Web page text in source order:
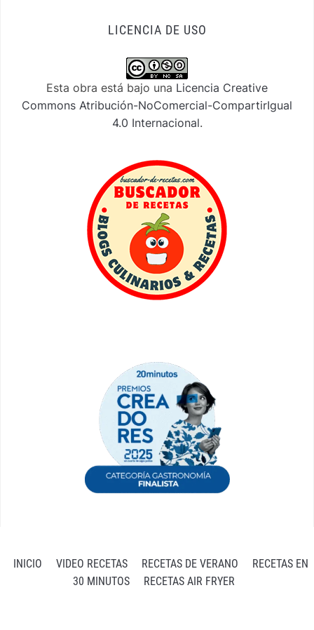
LICENCIA DE USO
Esta obra está bajo una Licencia Creative
Commons Atribución-NoComercial-CompartirIgual
4.0 Internacional.
INICIO VIDEO RECETAS RECETAS DE VERANO
RECETAS EN
30 MINUTOS
RECETAS AIR FRYER